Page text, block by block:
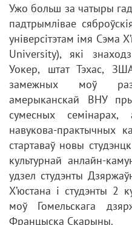
Ужо больш за чатыры
падтрымлівае
універсітэтам імя Сэма
University), які
Уокер, штат Тэхас,
замежных моў
амерыканскай ВНУ
сумесных семінарах,
навукова-практычных
стартаваў новы
культурнай анлайн-
удзел студэнты
Х’юстана і студэнты 2
моў Гомельскага
Францыска Скарыны.